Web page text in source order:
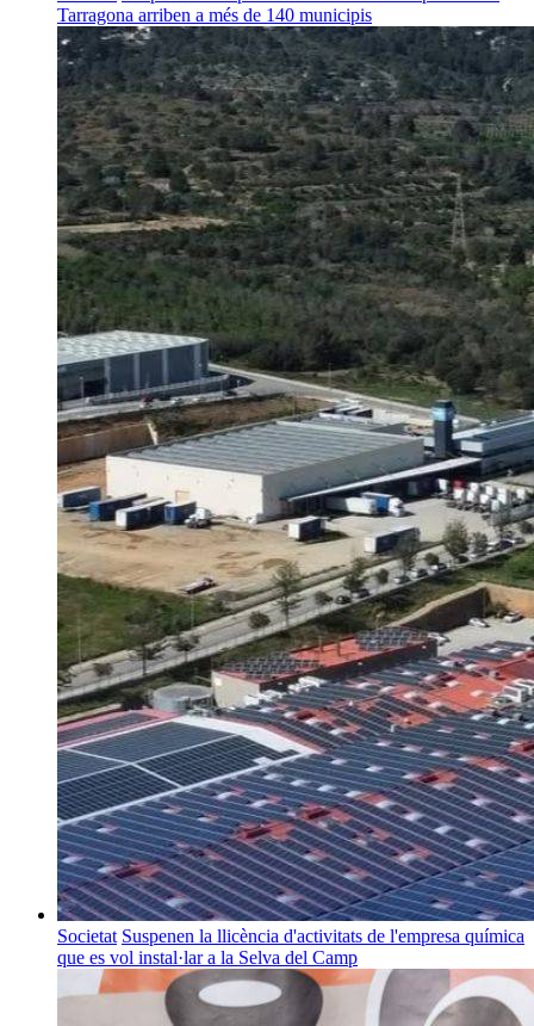
Tarragona arriben a més de 140 municipis
Societat Suspenen la llicència d'activitats de l'empresa química
que es vol instal·lar a la Selva del Camp